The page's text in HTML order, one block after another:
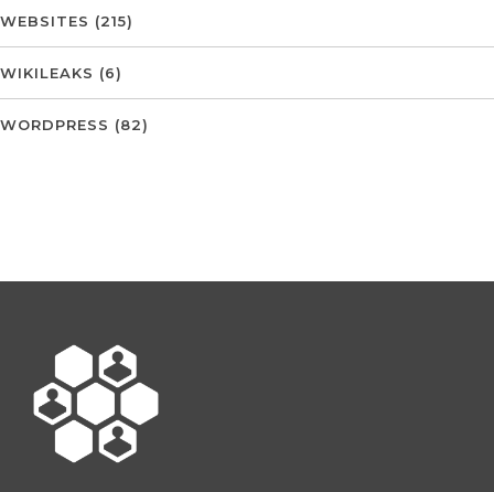
WEBSITES (215)
WIKILEAKS (6)
WORDPRESS (82)